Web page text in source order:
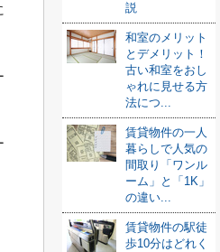
説
和室のメリット
とデメリット！
古い和室をおし
ゃれに見せる方
法につ...
賃貸物件の一人
暮らしで人気の
間取り「ワンル
ーム」と「1K」
の違い...
賃貸物件の駅徒
歩10分はどれく